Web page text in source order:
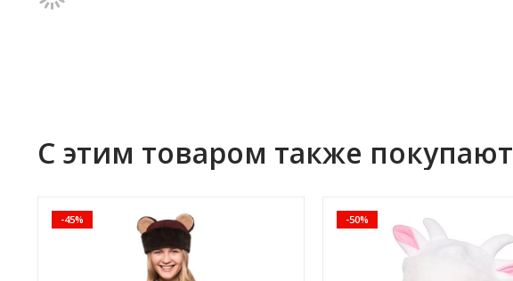
С этим товаром также покупают
-45% -50%